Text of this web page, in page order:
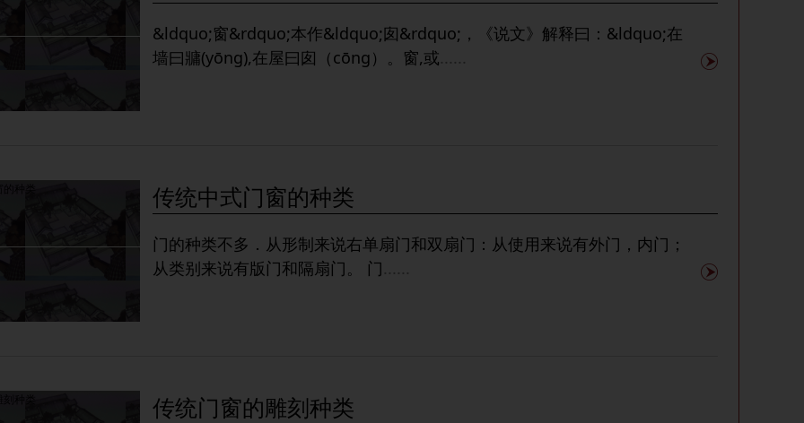
&ldquo;窗&rdquo;本作&ldquo;囱&rdquo;，《说文》解释曰：&ldquo;在
墙曰牅(yōng),在屋曰囱（cōng）。窗,或......
传统中式门窗的种类
门的种类不多．从形制来说右单扇门和双扇门：从使用来说有外门，内门；
从类别来说有版门和隔扇门。 门......
传统门窗的雕刻种类